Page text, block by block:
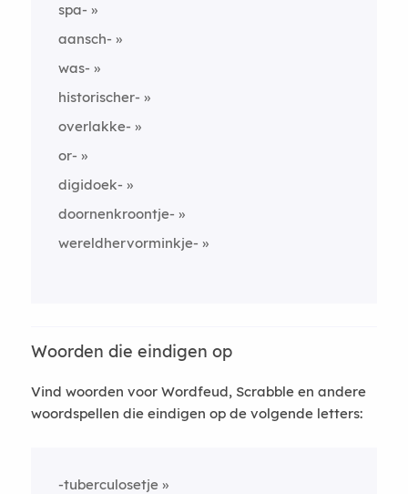
spa-
aansch-
was-
historischer-
overlakke-
or-
digidoek-
doornenkroontje-
wereldhervorminkje-
Woorden die eindigen op
Vind woorden voor Wordfeud, Scrabble en andere
woordspellen die eindigen op de volgende letters:
-tuberculosetje